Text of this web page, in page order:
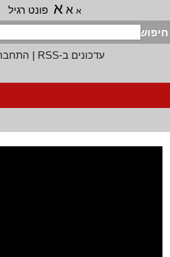
א א א פונט רגיל
חיפוש
עדכונים ב-RSS
|